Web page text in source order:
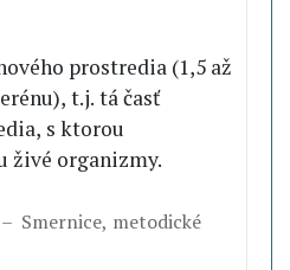
prostredia (1,5 až
tá časť
prichádzajú do styku živé organizmy.